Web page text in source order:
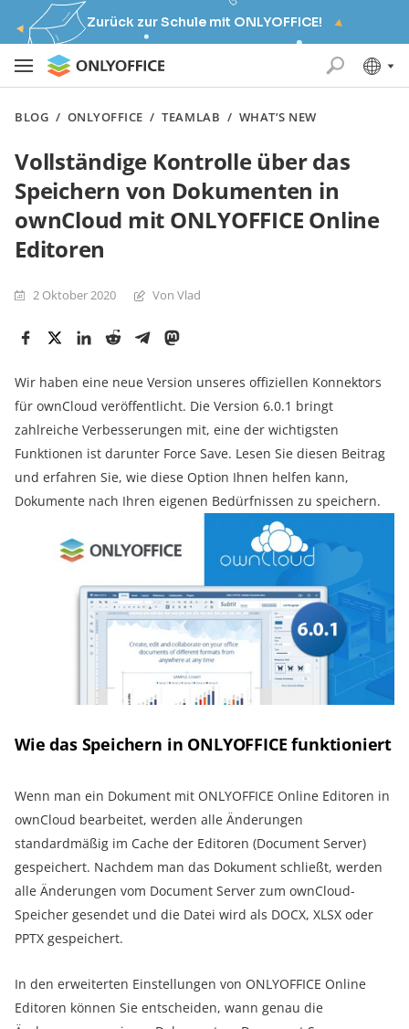
Zurück zur Schule mit ONLYOFFICE!
BLOG / ONLYOFFICE /TEAMLAB / WHAT’S NEW
Vollständige Kontrolle über das
Speichern von Dokumenten in
ownCloud mit ONLYOFFICE Online
Editoren
2 Oktober 2020 Von Vlad
Wir haben eine neue Version unseres offiziellen Konnektors
für ownCloud veröffentlicht. Die Version 6.0.1 bringt
zahlreiche Verbesserungen mit, eine der wichtigsten
Funktionen ist darunter Force Save. Lesen Sie diesen Beitrag
und erfahren Sie, wie diese Option Ihnen helfen kann,
Dokumente nach Ihren eigenen Bedürfnissen zu speichern.
Wie das Speichern in ONLYOFFICE funktioniert
Wenn man ein Dokument mit ONLYOFFICE Online Editoren in
ownCloud bearbeitet, werden alle Änderungen
standardmäßig im Cache der Editoren (Document Server)
gespeichert. Nachdem man das Dokument schließt, werden
alle Änderungen vom Document Server zum ownCloud-
Speicher gesendet und die Datei wird als DOCX, XLSX oder
PPTX gespeichert.
In den erweiterten Einstellungen von ONLYOFFICE Online
Editoren können Sie entscheiden, wann genau die